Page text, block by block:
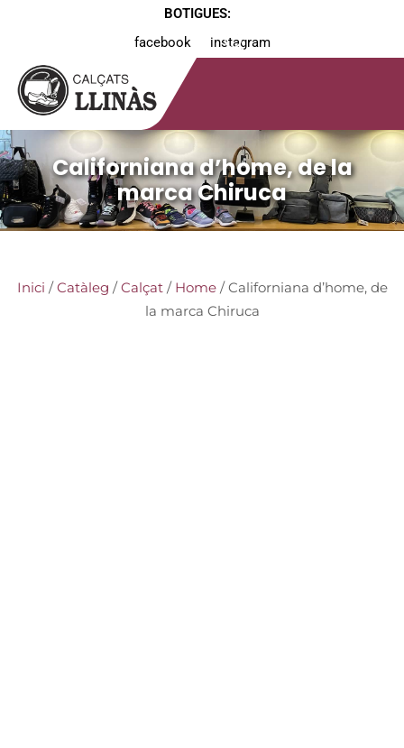
BOTIGUES:
facebook
instagram
Californiana d’home, de la
marca Chiruca
Inici /Catàleg /Calçat/ Home/ Californiana d’home, de
la marca Chiruca